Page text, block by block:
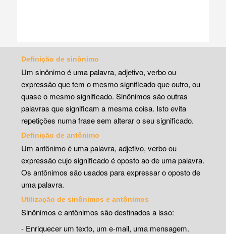
Definição de sinônimo
Um sinônimo é uma palavra, adjetivo, verbo ou
expressão que tem o mesmo significado que outro, ou
quase o mesmo significado. Sinônimos são outras
palavras que significam a mesma coisa. Isto evita
repetições numa frase sem alterar o seu significado.
Definição de antônimo
Um antônimo é uma palavra, adjetivo, verbo ou
expressão cujo significado é oposto ao de uma palavra.
Os antônimos são usados para expressar o oposto de
uma palavra.
Utilização de sinônimos e antônimos
Sinônimos e antônimos são destinados a isso:
- Enriquecer um texto, um e-mail, uma mensagem.